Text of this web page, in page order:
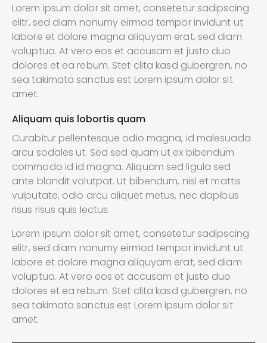
Lorem ipsum dolor sit amet, consetetur sadipscing
elitr, sed diam nonumy eirmod tempor invidunt ut
labore et dolore magna aliquyam erat, sed diam
voluptua. At vero eos et accusam et justo duo
dolores et ea rebum. Stet clita kasd gubergren, no
sea takimata sanctus est Lorem ipsum dolor sit
amet.
Aliquam quis lobortis quam
Curabitur pellentesque odio magna, id malesuada
arcu sodales ut. Sed sed quam ut ex bibendum
commodo id id magna. Aliquam sed ligula sed
ante blandit volutpat. Ut bibendum, nisi et mattis
vulputate, odio arcu aliquet metus, nec dapibus
risus risus quis lectus.
Lorem ipsum dolor sit amet, consetetur sadipscing
elitr, sed diam nonumy eirmod tempor invidunt ut
labore et dolore magna aliquyam erat, sed diam
voluptua. At vero eos et accusam et justo duo
dolores et ea rebum. Stet clita kasd gubergren, no
sea takimata sanctus est Lorem ipsum dolor sit
amet.